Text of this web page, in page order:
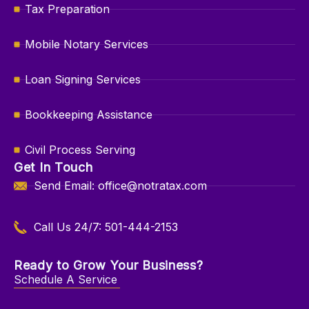
Tax Preparation
Mobile Notary Services
Loan Signing Services
Bookkeeping Assistance
Civil Process Serving
Get In Touch
Send Email: office@notratax.com
Call Us 24/7: 501-444-2153
Ready to Grow Your Business?
Schedule A Service